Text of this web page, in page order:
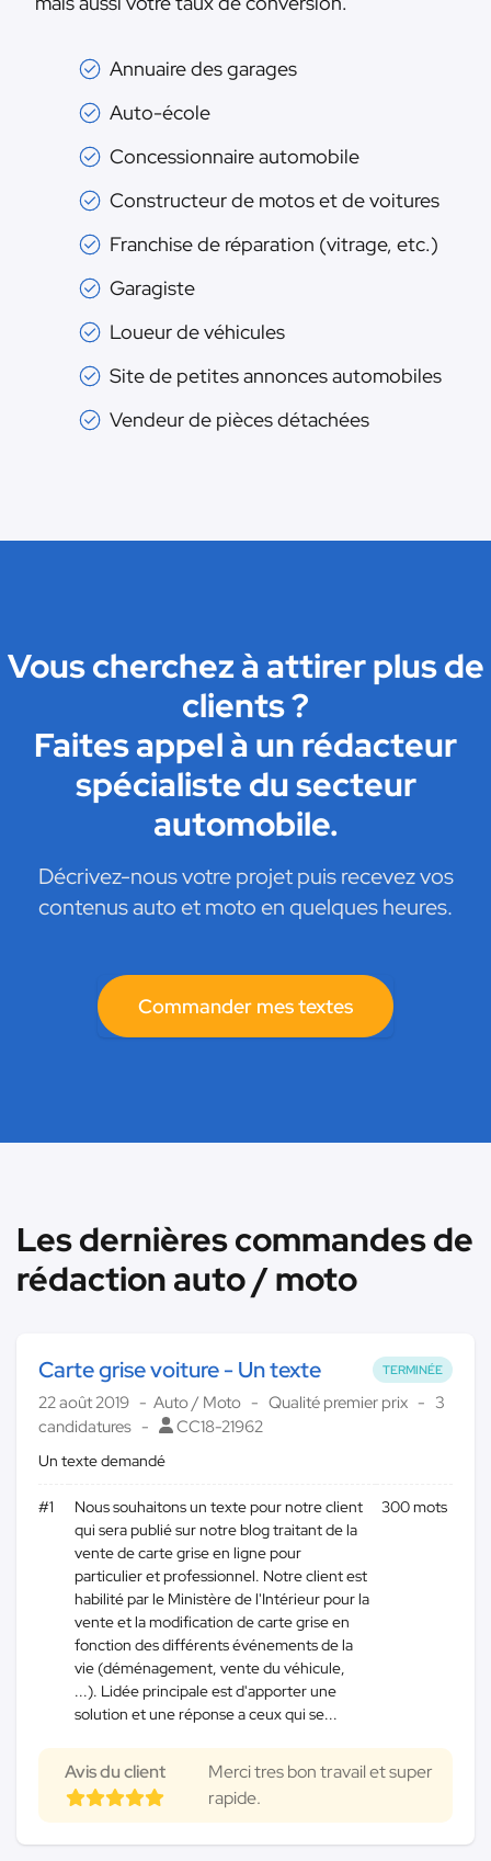
Annuaire des garages
Auto-école
Concessionnaire automobile
Constructeur de motos et de voitures
Franchise de réparation (vitrage, etc.)
Garagiste
Loueur de véhicules
Site de petites annonces automobiles
Vendeur de pièces détachées
Vous cherchez à attirer plus de
clients ?
Faites appel à un rédacteur
spécialiste du secteur
automobile.
Décrivez-nous votre projet puis recevez vos
contenus auto et moto en quelques heures.
Commander mes textes
Les dernières commandes de
rédaction auto / moto
TERMINÉE
Carte grise voiture - Un texte
22 août 2019 Auto / Moto Qualité premier prix
3
candidatures
CC18-21962
Un texte demandé
#1
Nous souhaitons un texte pour notre client
qui sera publié sur notre blog traitant de la
vente de carte grise en ligne pour
particulier et professionnel. Notre client est
habilité par le Ministère de l'Intérieur pour la
vente et la modification de carte grise en
fonction des différents événements de la
vie (déménagement, vente du véhicule,
...). Lidée principale est d'apporter une
solution et une réponse a ceux qui se...
300 mots
Avis du client
Merci tres bon travail et super
rapide.